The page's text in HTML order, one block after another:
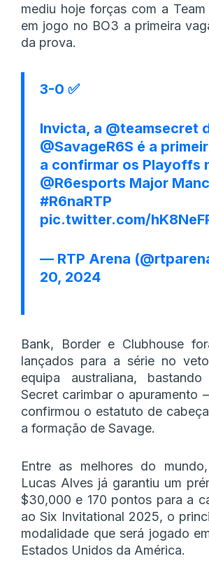
mediu hoje forças com a
em jogo no BO3 a primeira
da prova.
3-0 ✅
Invicta, a @teamsecret
@SavageR6S é a
a confirmar os Playoffs
@R6esports Major
#R6naRTP
pic.twitter.com/
— RTP Arena
20, 2024
Bank, Border e Clubhouse
lançados para a série no
equipa australiana,
Secret carimbar o apuramento
confirmou o estatuto de
a formação de Savage.
Entre as melhores do
Lucas Alves já garantiu um
$30,000 e 170 pontos para a
ao Six Invitational 2025, o
modalidade que será jogado
Estados Unidos da América.